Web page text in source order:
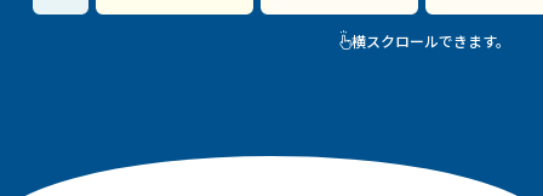
横スクロールできます。